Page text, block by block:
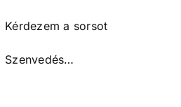
Kérdezem a sorsot
Szenvedés…